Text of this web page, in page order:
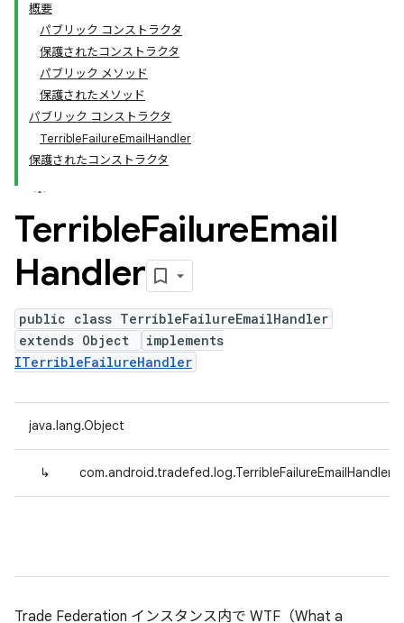
概要
パブリック コンストラクタ
保護されたコンストラクタ
パブリック メソッド
保護されたメソッド
パブリック コンストラクタ
TerribleFailureEmailHandler
保護されたコンストラクタ
TerribleFailureEmail
Handler
public class TerribleFailureEmailHandler
extends Object
implements
ITerribleFailureHandler
java.lang.Object
↳ com.android.tradefed.log.TerribleFailureEmailHandler
Trade Federation インスタンス内で WTF（What a